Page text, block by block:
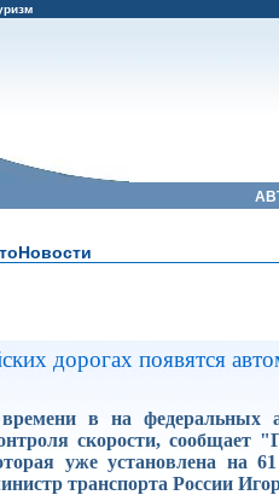
дорогах появятся
в на федеральных
скорости,
уже установлена на
транспорта России